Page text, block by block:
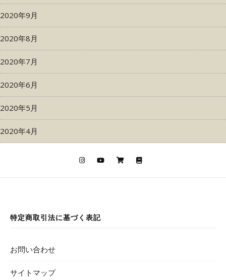
2020年9月
2020年8月
2020年7月
2020年6月
2020年5月
2020年4月
特定商取引法に基づく表記
お問い合わせ
サイトマップ